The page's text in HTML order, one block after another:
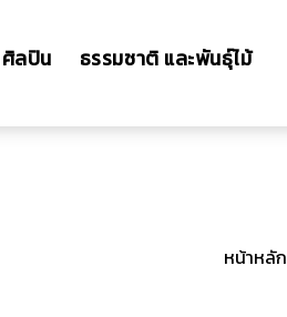
ศิลปิน ธรรมชาติ และพันธุ์ไม้
หน้าหลัก